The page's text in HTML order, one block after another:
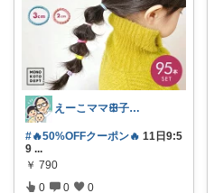
えーこママꕥ子供達と夏を楽しむぞ☀️
#🔥50%OFFクーポン🔥 11日9:5
9 ...
￥ 790
0 0 0